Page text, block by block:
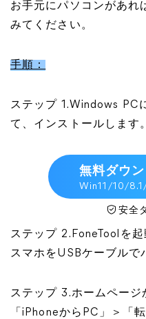
お手元にパソコンがあれ
みてください。
手順：
ステップ 1.Windows PC
て、インストールします。
無料ダウ
Win11/10/
安全
ステップ 2.FoneToolを
スマホをUSBケーブルで
ステップ 3.ホームページ
「iPhoneからPC」＞「